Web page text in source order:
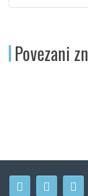
Povezani